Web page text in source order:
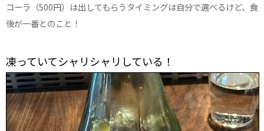
コーラ（500円）は出してもらうタイミングは自分で選べるけど、食
後が一番とのこと！
凍っていてシャリシャリしている！